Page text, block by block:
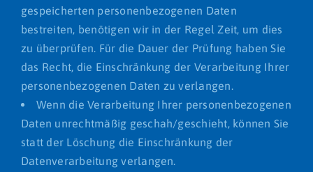
gespeicherten personenbezogenen Daten
bestreiten, benötigen wir in der Regel Zeit, um dies
zu überprüfen. Für die Dauer der Prüfung haben Sie
das Recht, die Einschränkung der Verarbeitung Ihrer
personenbezogenen Daten zu verlangen.
Wenn die Verarbeitung Ihrer personenbezogenen
Daten unrechtmäßig geschah/geschieht, können Sie
statt der Löschung die Einschränkung der
Datenverarbeitung verlangen.